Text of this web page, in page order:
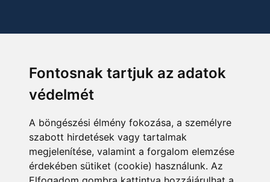
Fontosnak tartjuk az adatok
védelmét
A böngészési élmény fokozása, a személyre
szabott hirdetések vagy tartalmak
megjelenítése, valamint a forgalom elemzése
érdekében sütiket (cookie) használunk. Az